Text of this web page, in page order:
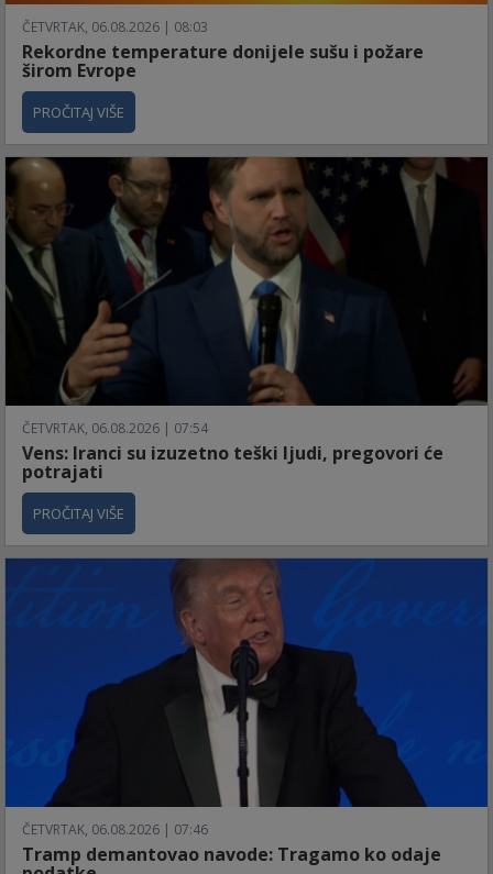
ČETVRTAK, 06.08.2026 | 08:03
Rekordne temperature donijele sušu i požare
širom Evrope
PROČITAJ VIŠE
ČETVRTAK, 06.08.2026 | 07:54
Vens: Iranci su izuzetno teški ljudi, pregovori će
potrajati
PROČITAJ VIŠE
ČETVRTAK, 06.08.2026 | 07:46
Tramp demantovao navode: Tragamo ko odaje